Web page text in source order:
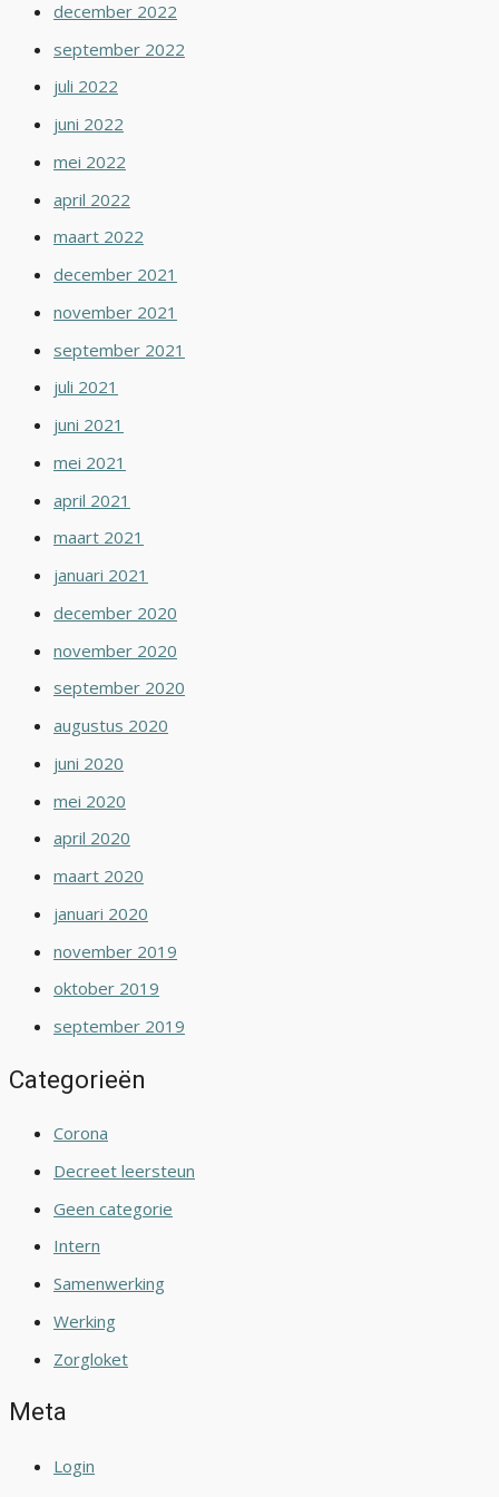
december 2022
september 2022
juli 2022
juni 2022
mei 2022
april 2022
maart 2022
december 2021
november 2021
september 2021
juli 2021
juni 2021
mei 2021
april 2021
maart 2021
januari 2021
december 2020
november 2020
september 2020
augustus 2020
juni 2020
mei 2020
april 2020
maart 2020
januari 2020
november 2019
oktober 2019
september 2019
Categorieën
Corona
Decreet leersteun
Geen categorie
Intern
Samenwerking
Werking
Zorgloket
Meta
Login